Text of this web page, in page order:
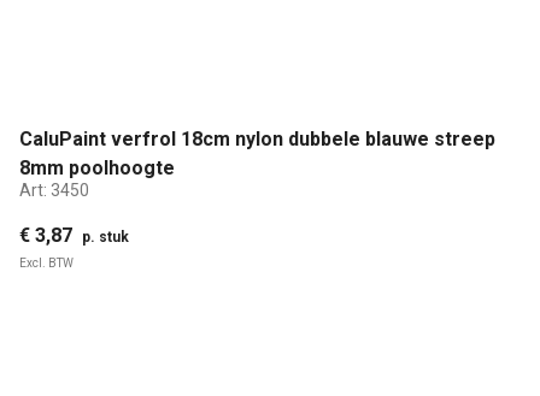
CaluPaint verfrol 18cm nylon dubbele blauwe streep
8mm poolhoogte
Art: 3450
€ 3,87 p. stuk
Excl. BTW